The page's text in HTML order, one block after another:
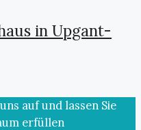
in Upgant-
auf und lassen Sie
erfüllen